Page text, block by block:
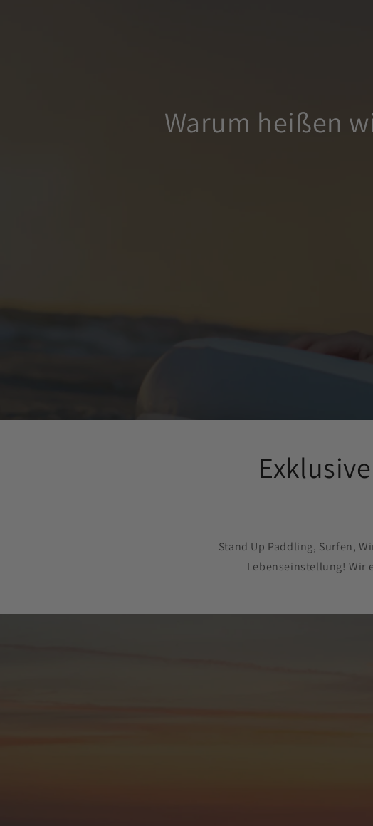
Warum heißen
Stand Up Paddling, Surfen,
Lebenseinstellung! Wir